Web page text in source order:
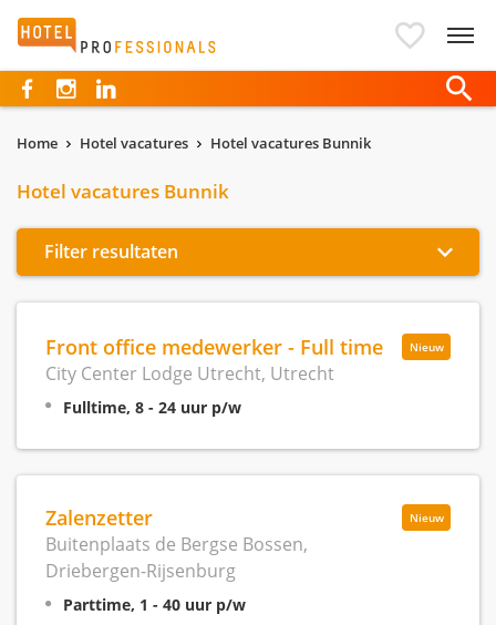
Hotelprofessionals
Home Hotel vacatures Hotel vacatures Bunnik
Hotel vacatures Bunnik
Filter resultaten
Nieuw
Front office medewerker - Full time
City Center Lodge Utrecht, Utrecht
Fulltime, 8 - 24 uur p/w
Nieuw
Zalenzetter
Buitenplaats de Bergse Bossen,
Driebergen-Rijsenburg
Parttime, 1 - 40 uur p/w